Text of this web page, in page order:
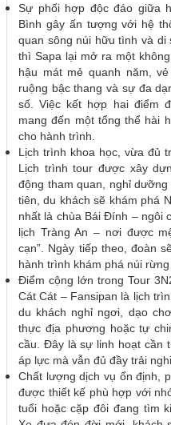
Sự phối hợp độc đáo giữa
Bình gây ấn tượng với hệ
quan sông núi hữu tình và di
thì Sapa lại mở ra một
hậu mát mẻ quanh năm,
ruộng bậc thang và sự đa
số. Việc kết hợp hai điểm
mang đến một tổng thể hài
cho hành trình.
Lịch trình khoa học, vừa đủ
Lịch trình tour được xây
động tham quan, nghỉ
tiên, du khách sẽ khám phá
nhất là chùa Bái Đính – ngôi
lịch Tràng An – nơi được
cạn”. Ngày tiếp theo, đoàn
hành trình khám phá núi rừng
Điểm cộng lớn trong Tour
Cát Cát – Fansipan là lịch
du khách nghỉ ngơi, dạo
thực địa phương hoặc tự
cầu. Đây là sự linh hoạt cần
áp lực mà vẫn đủ đầy trải
Chất lượng dịch vụ ổn định,
được thiết kế phù hợp với
tuổi hoặc cặp đôi đang tìm